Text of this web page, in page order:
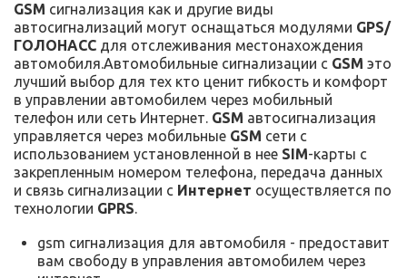
GSM сигнализация как и другие виды
автосигнализаций могут оснащаться модулями GPS/
ГОЛОНАСС для отслеживания местонахождения
автомобиля.Автомобильные сигнализации с GSM это
лучший выбор для тех кто ценит гибкость и комфорт
в управлении автомобилем через мобильный
телефон или сеть Интернет. GSM автосигнализация
управляется через мобильные GSM сети с
использованием установленной в нее SIM-карты с
закрепленным номером телефона, передача данных
и связь сигнализации с Интернет осуществляется по
технологии GPRS.
gsm сигнализация для автомобиля - предоставит
вам свободу в управления автомобилем через